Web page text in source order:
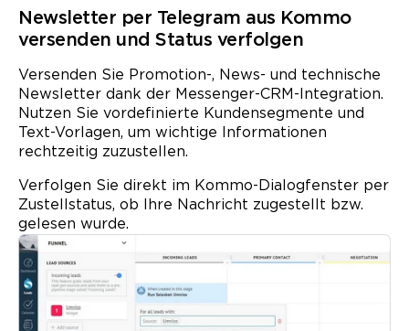
Newsletter per Telegram aus Kommo
versenden und Status verfolgen
Versenden Sie Promotion-, News- und technische
Newsletter dank der Messenger-CRM-Integration.
Nutzen Sie vordefinierte Kundensegmente und
Text-Vorlagen, um wichtige Informationen
rechtzeitig zuzustellen.
Verfolgen Sie direkt im Kommo-Dialogfenster per
Zustellstatus, ob Ihre Nachricht zugestellt bzw.
gelesen wurde.